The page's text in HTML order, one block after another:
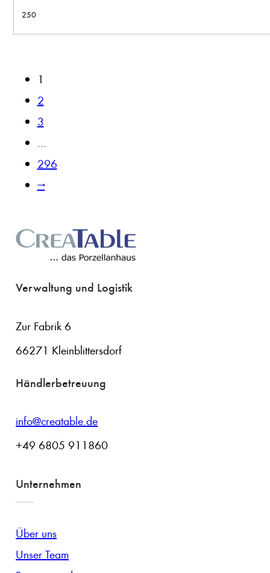
250
1
2
3
…
296
→
Verwaltung und Logistik
Zur Fabrik 6
66271 Kleinblittersdorf
Händlerbetreuung
info@creatable.de
+49 6805 911860
Unternehmen
Über uns
Unser Team